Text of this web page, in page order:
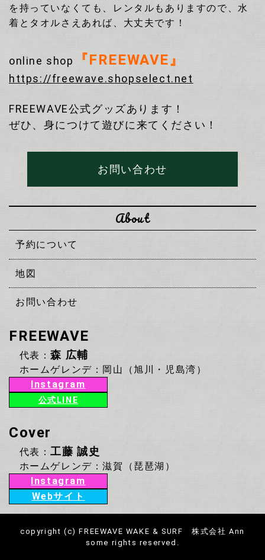
を持っていなくても、レンタルもありますので、水
着とタオルさえあれば、大丈夫です！
online shop 『FREEWAVE』
https://freewave.shopselect.net
FREEWAVE公式グッズあります！
ぜひ、身につけて遊びに来てください！
お問い合わせ
About
予約について
地図
お問い合わせ
FREEWAVE
代表：森 広輔
ホームゲレンデ：岡山（旭川・児島湾）
Instagram
公式LINE
Cover
代表：工藤 誠史
ホームゲレンデ：滋賀（琵琶湖）
Instagram
Webサイト
copyright (c) FREEWAVE WAKE & SURF 株式会社 Ann
some rights reserved.